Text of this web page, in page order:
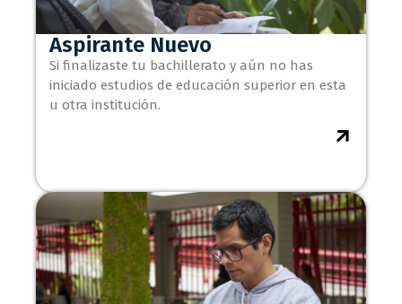
Aspirante Nuevo
Si finalizaste tu bachillerato y aún no has
iniciado estudios de educación superior en esta
u otra institución.